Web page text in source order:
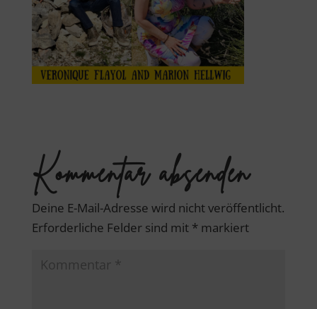
Kommentar absenden
Deine E-Mail-Adresse wird nicht veröffentlicht.
Erforderliche Felder sind mit *markiert